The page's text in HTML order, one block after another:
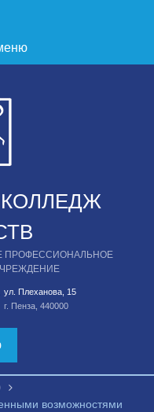
ПРОФЕССИОНАЛЬНОЕ
ул. Плеханова, 15
г. Пенза, 440000
возможностями